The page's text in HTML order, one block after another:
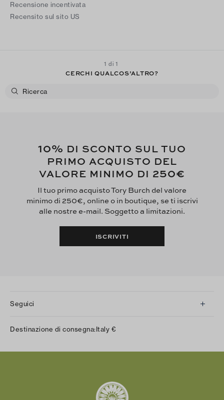
Recensione incentivata
Recensito sul sito US
1 di 1
CERCHI QUALCOS’ALTRO?
10% DI SCONTO SUL TUO
PRIMO ACQUISTO DEL
VALORE MINIMO DI 250€
Il tuo primo acquisto Tory Burch del valore
minimo di 250€, online o in boutique, se ti iscrivi
alle nostre e-mail. Soggetto a limitazioni.
ISCRIVITI
Seguici
Twitter
Destinazione di consegna:Italy €